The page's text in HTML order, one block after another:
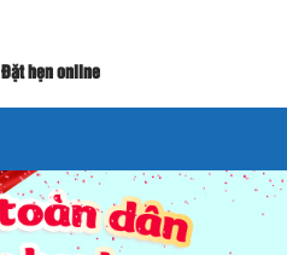
Đặt hẹn online